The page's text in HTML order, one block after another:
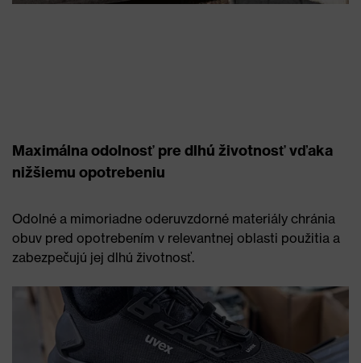
Maximálna odolnosť pre dlhú životnosť vďaka
nižšiemu opotrebeniu
Odolné a mimoriadne oderuvzdorné materiály chránia
obuv pred opotrebením v relevantnej oblasti použitia a
zabezpečujú jej dlhú životnosť.